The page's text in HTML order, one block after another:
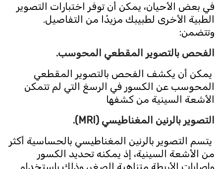
في بعض الأحيان، يمكن أن توفر اختبارات التصوير
الطبية الأخرى لطبيبك مزيدًا من التفاصيل.
وتتضمن:
الفحص بالتصوير المقطعي المحوسب.
يمكن أن يكشف الفحص بالتصوير المقطعي
المحوسب عن الكسور في الرسغ التي لم تتمكن
الأشعة السينية من كشفها
التصوير بالرنين المغناطيسي (MRI
).
يتسم التصوير بالرنين المغناطيسي بالحساسية أكثر
من الأشعة السينية، إذ يمكنه تحديد الكسور